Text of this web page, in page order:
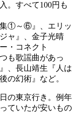
。すべて100円も
①～⑥』、エリッ
ャ』、金子光晴
・コネクト
も歌謡曲があっ
、長山靖生『人は
の幻術』など。
の東京行き。例年
ていたが安いもの